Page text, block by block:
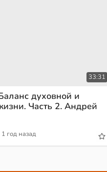
33:31
духовной и
Часть 2. Андрей
1 год назад